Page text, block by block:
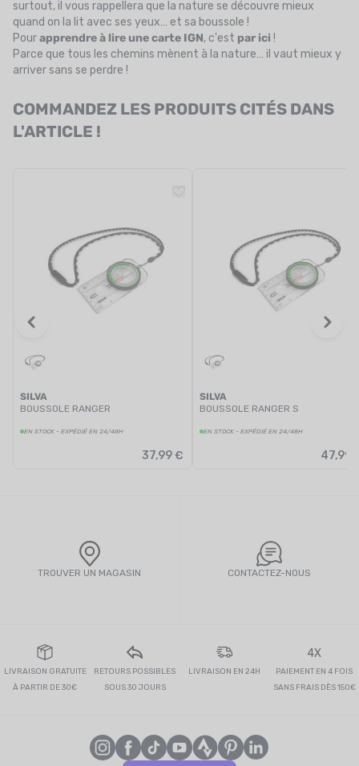
surtout, il vous rappellera que la nature se découvre mieux
quand on la lit avec ses yeux… et sa boussole !
Pourapprendre à lire une carte IGN, c'est par ici !
Parce que tous les chemins mènent à la nature… il vaut mieux y
arriver sans se perdre !
COMMANDEZ LES PRODUITS CITÉS DANS
L'ARTICLE !
SILVA
BOUSSOLE RANGER
EN STOCK - EXPÉDIÉ EN 24/48H
37,99 €
SILVA
BOUSSOLE RANGER S
EN STOCK - EXPÉDIÉ EN 24/48H
47,99
TROUVER UN MAGASIN CONTACTEZ-NOUS
LIVRAISON GRATUITE
À PARTIR DE 30€
RETOURS POSSIBLES
SOUS 30 JOURS
LIVRAISON EN 24H
4X
PAIEMENT EN 4 FOIS
SANS FRAIS DÈS 150€